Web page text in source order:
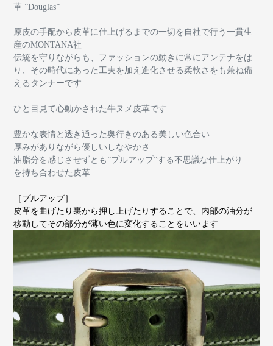
革 ”Douglas”
原皮の手配から皮革に仕上げるまでの一切を自社で行う一貫生
産のMONTANA社
伝統を守りながらも、ファッションの動きに常にアンテナをは
り、その時代にあった工夫を加え進化させる柔軟さをも兼ね備
えるタンナーです
ひと目見て心動かされた牛ヌメ皮革です
豊かな表情と透き通った奥行きのある美しい色合い
厚みがありながら優しいしなやかさ
油脂分を感じさせずとも”プルアップ”する不思議な仕上がり
を持ち合わせた皮革
［プルアップ］
皮革を曲げたり裏から押し上げたりすることで、内部の油分が
移動してその部分が薄い色に変化することをいいます